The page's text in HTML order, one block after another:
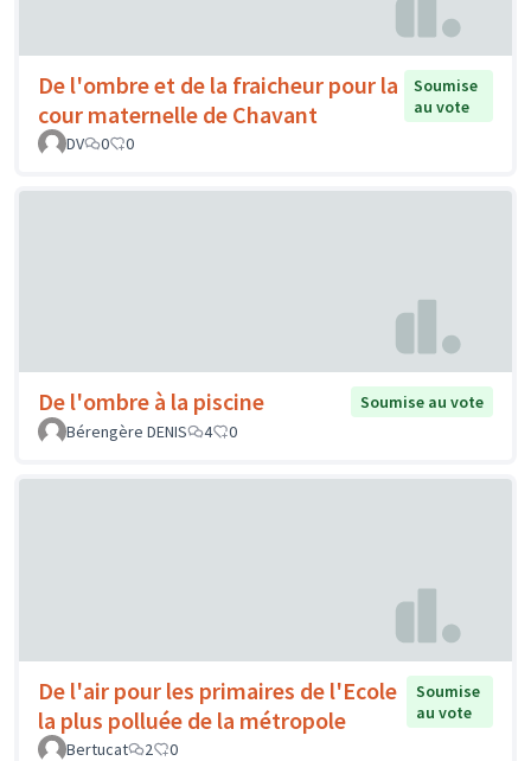
De l'ombre et de la fraicheur pour la
cour maternelle de Chavant
Soumise
au vote
DV
0 0
De l'ombre à la piscine
Soumise au vote
Bérengère DENIS
4 0
De l'air pour les primaires de l'Ecole
la plus polluée de la métropole
Soumise
au vote
Bertucat
2 0